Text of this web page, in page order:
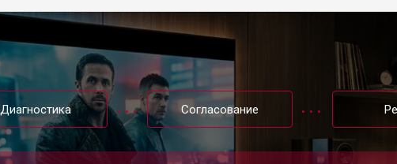
Диагностика Согласование